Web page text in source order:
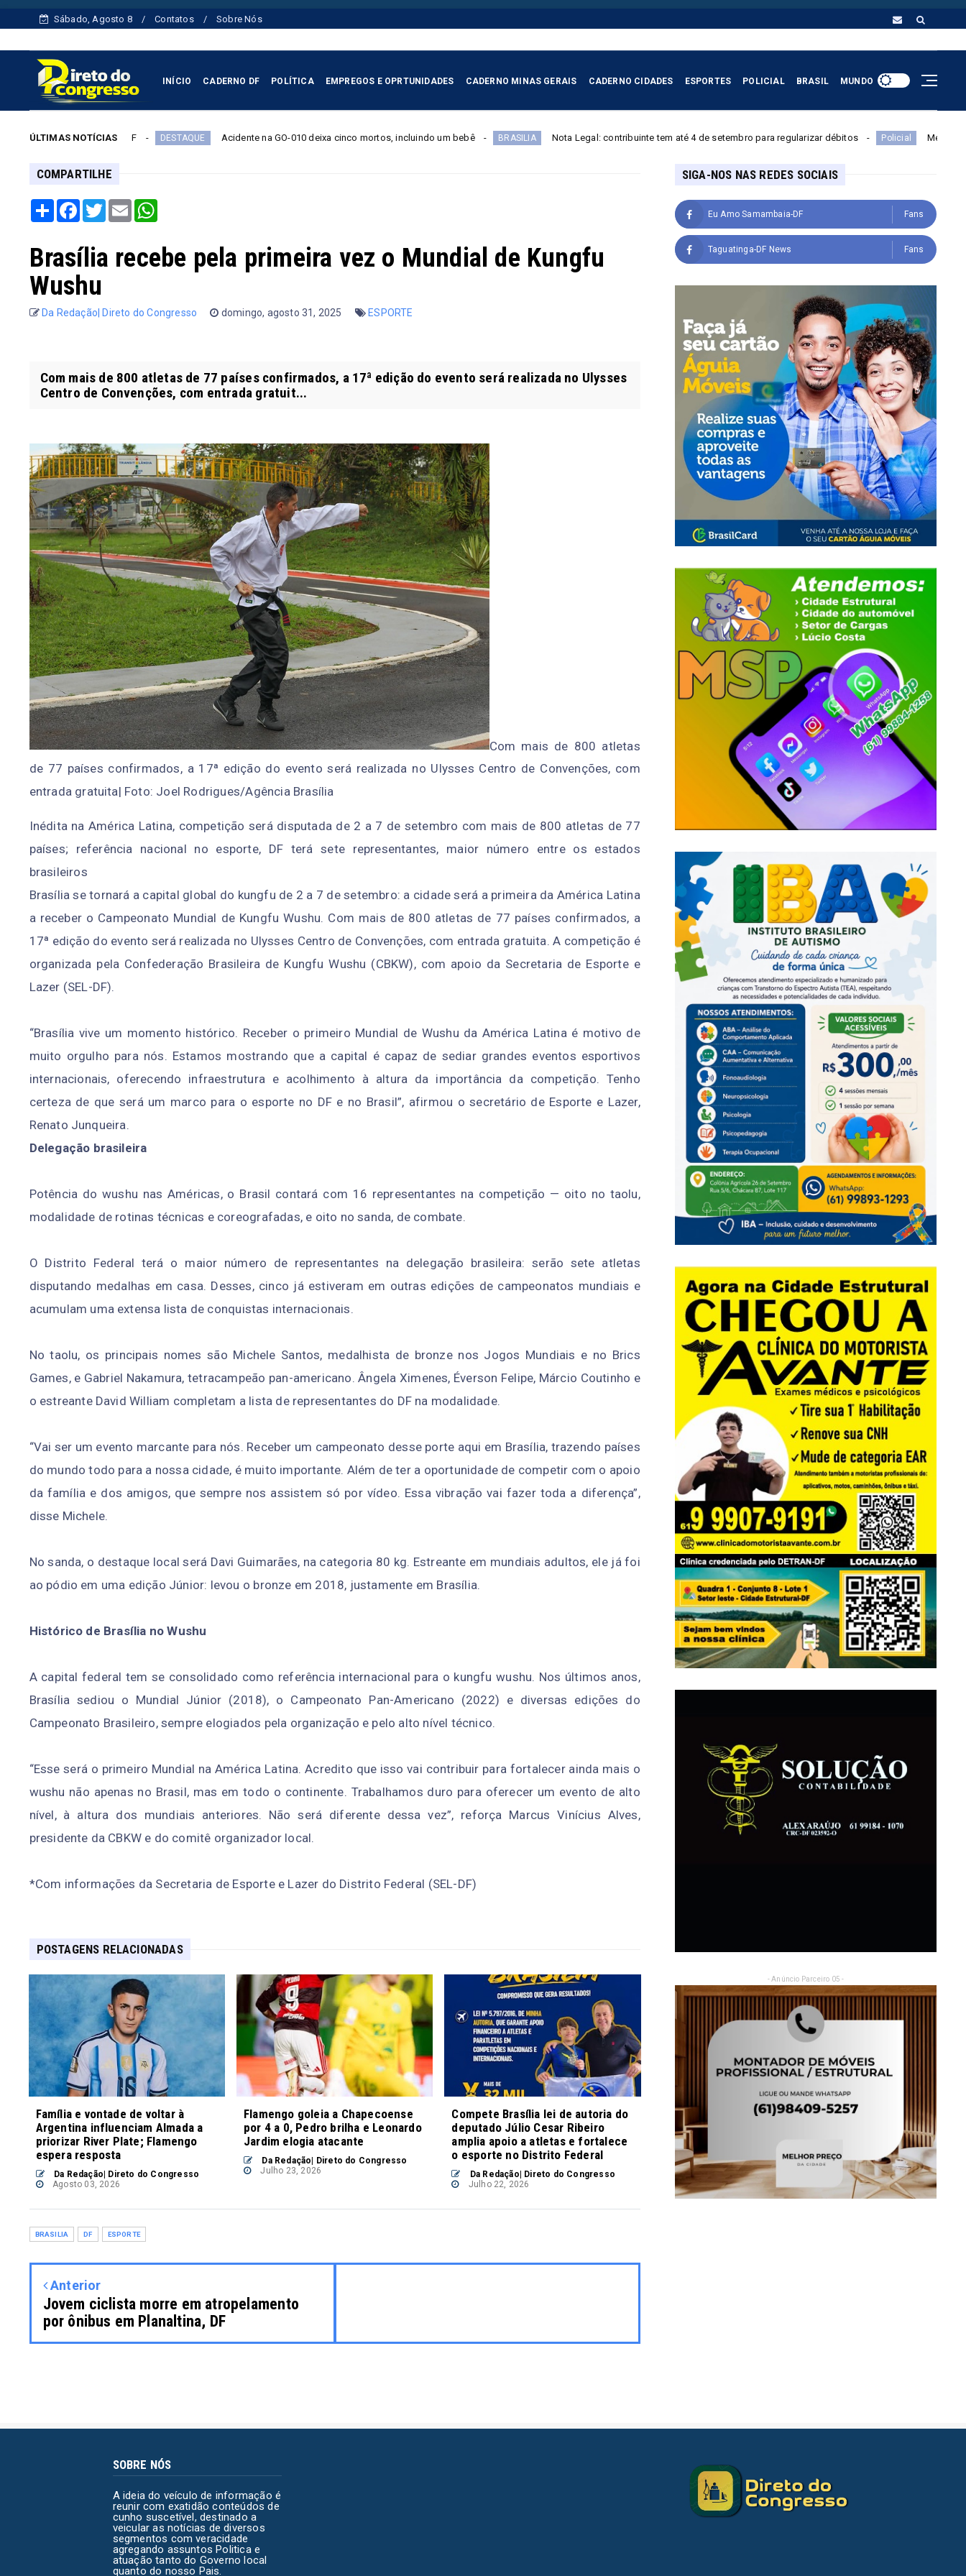
Sábado, Agosto 8 Contatos Sobre Nós
INÍCIO CADERNO DF POLÍTICA EMPREGOS E OPRTUNIDADES CADERNO MINAS GERAIS CADERNO CIDADES ESPORTES POLICIAL BRASIL MUNDO
ÚLTIMAS NOTÍCIAS
no STF DESTAQUE Acidente na GO-010 deixa cinco mortos, incluindo um bebê BRASILIA Nota Legal: contribuinte tem até 4 de setembro para regularizar débitos Policial Menino de 11 anos é
COMPARTILHE
ShareFacebook
TwitterEmailWhatsApp
Brasília recebe pela primeira vez o Mundial de Kungfu
Wushu
Da Redação| Direto do Congresso domingo, agosto 31, 2025 ESPORTE
Com mais de 800 atletas de 77 países confirmados, a 17ª edição do evento será realizada no Ulysses
Centro de Convenções, com entrada gratuit...
Com mais de 800 atletas
de 77 países confirmados, a 17ª edição do evento será realizada no Ulysses Centro de Convenções, com
entrada gratuita| Foto: Joel Rodrigues/Agência Brasília
Inédita na América Latina, competição será disputada de 2 a 7 de setembro com mais de 800 atletas de 77
países; referência nacional no esporte, DF terá sete representantes, maior número entre os estados
brasileiros
Brasília se tornará a capital global do kungfu de 2 a 7 de setembro: a cidade será a primeira da América Latina
a receber o Campeonato Mundial de Kungfu Wushu. Com mais de 800 atletas de 77 países confirmados, a
17ª edição do evento será realizada no Ulysses Centro de Convenções, com entrada gratuita. A competição é
organizada pela Confederação Brasileira de Kungfu Wushu (CBKW), com apoio da Secretaria de Esporte e
Lazer (SEL-DF).
“Brasília vive um momento histórico. Receber o primeiro Mundial de Wushu da América Latina é motivo de
muito orgulho para nós. Estamos mostrando que a capital é capaz de sediar grandes eventos esportivos
internacionais, oferecendo infraestrutura e acolhimento à altura da importância da competição. Tenho
certeza de que será um marco para o esporte no DF e no Brasil”, afirmou o secretário de Esporte e Lazer,
Renato Junqueira.
Delegação brasileira
Potência do wushu nas Américas, o Brasil contará com 16 representantes na competição — oito no taolu,
modalidade de rotinas técnicas e coreografadas, e oito no sanda, de combate.
O Distrito Federal terá o maior número de representantes na delegação brasileira: serão sete atletas
disputando medalhas em casa. Desses, cinco já estiveram em outras edições de campeonatos mundiais e
acumulam uma extensa lista de conquistas internacionais.
No taolu, os principais nomes são Michele Santos, medalhista de bronze nos Jogos Mundiais e no Brics
Games, e Gabriel Nakamura, tetracampeão pan-americano. Ângela Ximenes, Éverson Felipe, Márcio Coutinho e
o estreante David William completam a lista de representantes do DF na modalidade.
“Vai ser um evento marcante para nós. Receber um campeonato desse porte aqui em Brasília, trazendo países
do mundo todo para a nossa cidade, é muito importante. Além de ter a oportunidade de competir com o apoio
da família e dos amigos, que sempre nos assistem só por vídeo. Essa vibração vai fazer toda a diferença”,
disse Michele.
No sanda, o destaque local será Davi Guimarães, na categoria 80 kg. Estreante em mundiais adultos, ele já foi
ao pódio em uma edição Júnior: levou o bronze em 2018, justamente em Brasília.
Histórico de Brasília no Wushu
A capital federal tem se consolidado como referência internacional para o kungfu wushu. Nos últimos anos,
Brasília sediou o Mundial Júnior (2018), o Campeonato Pan-Americano (2022) e diversas edições do
Campeonato Brasileiro, sempre elogiados pela organização e pelo alto nível técnico.
“Esse será o primeiro Mundial na América Latina. Acredito que isso vai contribuir para fortalecer ainda mais o
wushu não apenas no Brasil, mas em todo o continente. Trabalhamos duro para oferecer um evento de alto
nível, à altura dos mundiais anteriores. Não será diferente dessa vez”, reforça Marcus Vinícius Alves,
presidente da CBKW e do comitê organizador local.
*Com informações da Secretaria de Esporte e Lazer do Distrito Federal (SEL-DF)
POSTAGENS RELACIONADAS
Família e vontade de voltar à
Argentina influenciam Almada a
priorizar River Plate; Flamengo
espera resposta
Da Redação| Direto do Congresso
Agosto 03, 2026
Flamengo goleia a Chapecoense
por 4 a 0, Pedro brilha e Leonardo
Jardim elogia atacante
Da Redação| Direto do Congresso
Julho 23, 2026
Compete Brasília lei de autoria do
deputado Júlio Cesar Ribeiro
amplia apoio a atletas e fortalece
o esporte no Distrito Federal
Da Redação| Direto do Congresso
Julho 22, 2026
BRASILIA DF ESPORTE
Anterior
Jovem ciclista morre em atropelamento
por ônibus em Planaltina, DF
SIGA-NOS NAS REDES SOCIAIS
Eu Amo Samambaia-DF Fans
Taguatinga-DF News Fans
- Anúncio Parceiro 05 -
SOBRE NÓS
A ideia do veículo de informação é
reunir com exatidão conteúdos de
cunho suscetível, destinado a
veicular as notícias de diversos
segmentos com veracidade
agregando assuntos Politica e
atuação tanto do Governo local
quanto do nosso Pais.